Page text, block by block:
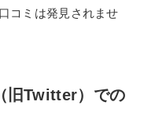
コミは発見されませ
旧Twitter）での